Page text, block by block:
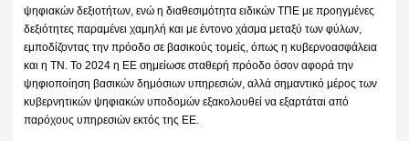
ψηφιακών δεξιοτήτων, ενώ η διαθεσιμότητα ειδικών ΤΠΕ με προηγμένες
δεξιότητες παραμένει χαμηλή και με έντονο χάσμα μεταξύ των φύλων,
εμποδίζοντας την πρόοδο σε βασικούς τομείς, όπως η κυβερνοασφάλεια
και η ΤΝ. Το 2024 η ΕΕ σημείωσε σταθερή πρόοδο όσον αφορά την
ψηφιοποίηση βασικών δημόσιων υπηρεσιών, αλλά σημαντικό μέρος των
κυβερνητικών ψηφιακών υποδομών εξακολουθεί να εξαρτάται από
παρόχους υπηρεσιών εκτός της ΕΕ.